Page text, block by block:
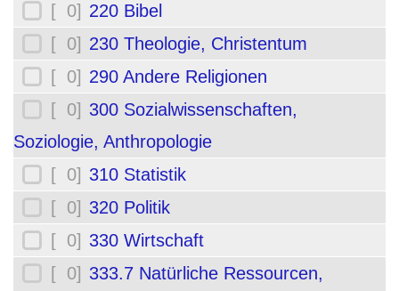
[ 0] 220 Bibel
[ 0] 230 Theologie, Christentum
[ 0] 290 Andere Religionen
[ 0] 300 Sozialwissenschaften,
Soziologie, Anthropologie
[ 0] 310 Statistik
[ 0] 320 Politik
[ 0] 330 Wirtschaft
[ 0] 333.7 Natürliche Ressourcen,